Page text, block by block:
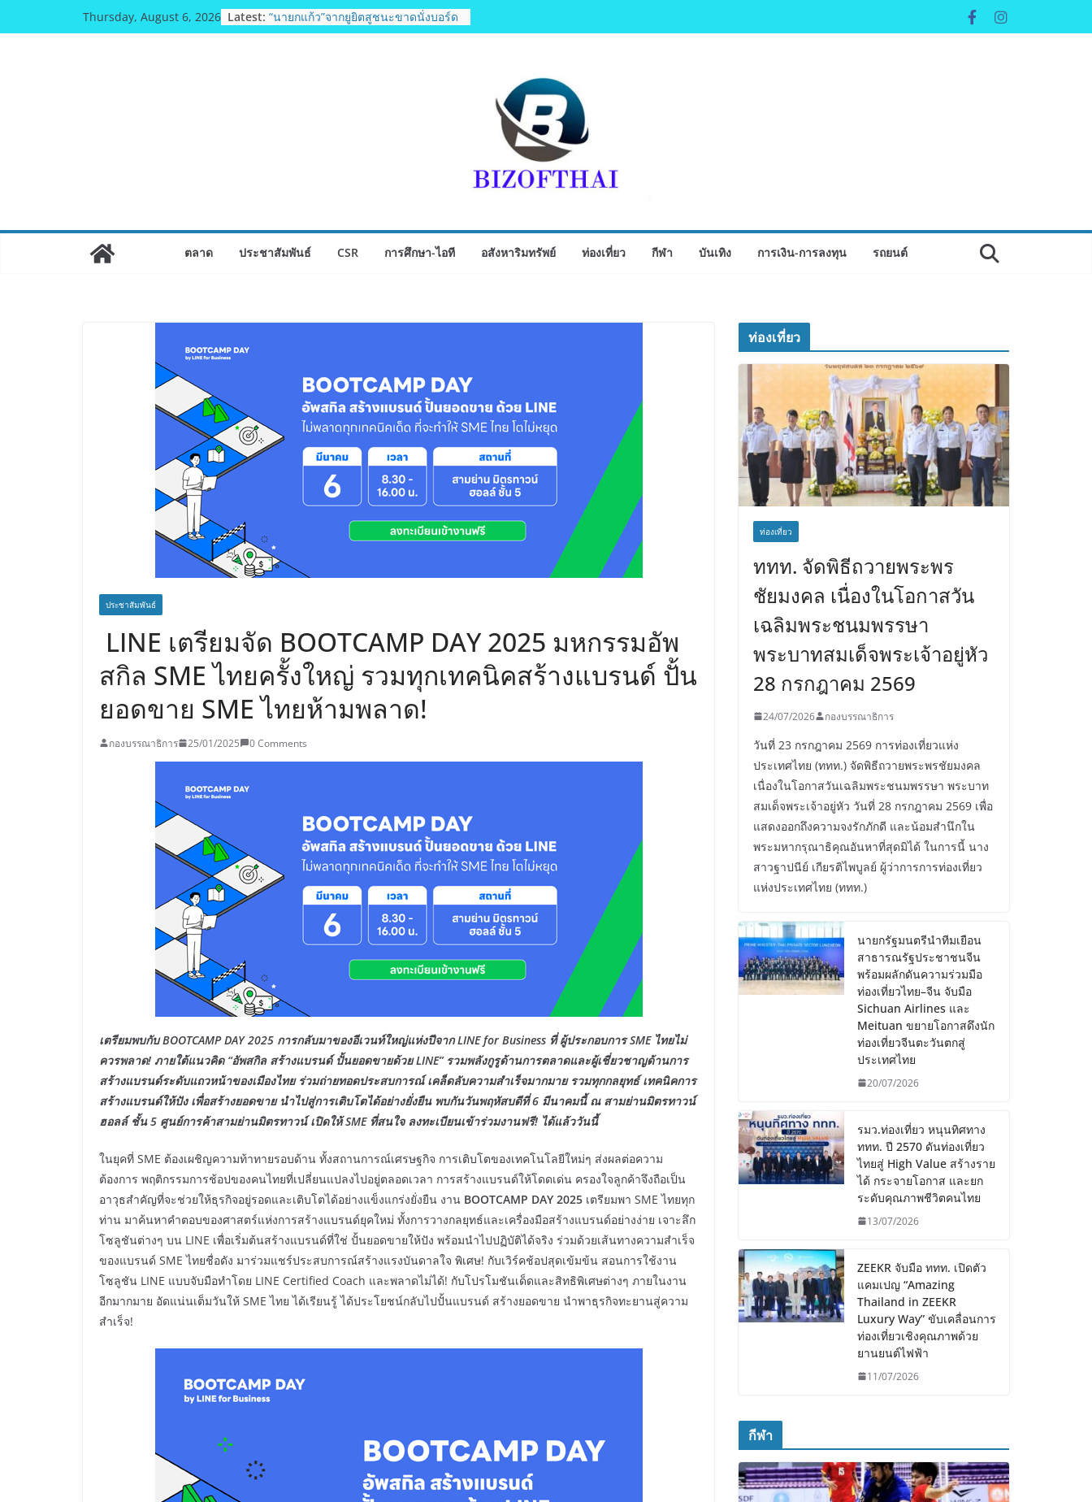
to
Thursday, August 6, 2026 Latest: อดีตแข้งดังทีมชาติ ยุคบุกเบิก “วัดสุ
ทธิฯ”รวมพลงาน “สิงห์สะพานปลา” คืน
“BIO TRADE CONNECT 2026”ยกระดับ
ผลิตภัณฑ์ท้องถิ่นสู่ตลาดเชิงพาณิชย์
อย่างยั่งยืน
ตลาด ประชาสัมพันธ์ CSR การศึกษา-ไอที อสังหาริมทรัพย์ ท่องเที่ยว กีฬา บันเทิง การเงิน-การลงทุน รถยนต์
ประชาสัมพันธ์
LINE เตรียมจัด BOOTCAMP DAY 2025 มหกรรมอัพ
สกิล SME ไทยครั้งใหญ่ รวมทุกเทคนิคสร้างแบรนด์ ปั้น
ยอดขาย SME ไทยห้ามพลาด!
กองบรรณาธิการ 25/01/2025 0 Comments
เตรียมพบกับBOOTCAMP DAY 2025 การกลับมาของอีเวนท์ใหญ่แห่งปีจาก LINE for Business ที่ ผู้ประกอบการ SME ไทยไม่
ควรพลาด! ภายใต้แนวคิด “อัพสกิล สร้างแบรนด์ ปั้นยอดขายด้วย LINE” รวมพลังกูรูด้านการตลาดและผู้เชี่ยวชาญด้านการ
สร้างแบรนด์ระดับแถวหน้าของเมืองไทย ร่วมถ่ายทอดประสบการณ์ เคล็ดลับความสำเร็จมากมาย รวมทุกกลยุทธ์ เทคนิคการ
สร้างแบรนด์ให้ปัง เพื่อสร้างยอดขาย นำไปสู่การเติบโตได้อย่างยั่งยืน พบกันวันพฤหัสบดีที่6 มีนาคมนี้ ณ สามย่านมิตรทาวน์
ฮอลล์ ชั้น 5 ศูนย์การค้าสามย่านมิตรทาวน์ เปิดให้ SME ที่สนใจ ลงทะเบียนเข้าร่วมงานฟรี! ได้แล้ววันนี้
ในยุคที่ SME ต้องเผชิญความท้าทายรอบด้าน ทั้งสถานการณ์เศรษฐกิจ การเติบโตของเทคโนโลยีใหม่ๆ ส่งผลต่อความ
ต้องการ พฤติกรรมการช้อปของคนไทยที่เปลี่ยนแปลงไปอยู่ตลอดเวลา การสร้างแบรนด์ให้โดดเด่น ครองใจลูกค้าจึงถือเป็น
อาวุธสำคัญที่จะช่วยให้ธุรกิจอยู่รอดและเติบโตได้อย่างแข็งแกร่งยั่งยืน งาน BOOTCAMP DAY 2025 เตรียมพา SME ไทยทุก
ท่าน มาค้นหาคำตอบของศาสตร์แห่งการสร้างแบรนด์ยุคใหม่ ทั้งการวางกลยุทธ์และเครื่องมือสร้างแบรนด์อย่างง่าย เจาะลึก
โซลูชันต่างๆ บน LINE เพื่อเริ่มต้นสร้างแบรนด์ที่ใช่ ปั้นยอดขายให้ปัง พร้อมนำไปปฏิบัติได้จริง ร่วมด้วยเส้นทางความสำเร็จ
ของแบรนด์ SME ไทยชื่อดัง มาร่วมแชร์ประสบการณ์สร้างแรงบันดาลใจ พิเศษ! กับเวิร์คช้อปสุดเข้มข้น สอนการใช้งาน
โซลูชัน LINE แบบจับมือทำโดย LINE Certified Coach และพลาดไม่ได้! กับโปรโมชันเด็ดและสิทธิพิเศษต่างๆ ภายในงาน
อีกมากมาย อัดแน่นเต็มวันให้ SME ไทย ได้เรียนรู้ ได้ประโยชน์กลับไปปั้นแบรนด์ สร้างยอดขาย นำพาธุรกิจทะยานสู่ความ
สำเร็จ!
ท่องเที่ยว
ท่องเที่ยว
ททท. จัดพิธีถวายพระพร
ชัยมงคล เนื่องในโอกาสวัน
เฉลิมพระชนมพรรษา
พระบาทสมเด็จพระเจ้าอยู่หัว
28 กรกฎาคม 2569
24/07/2026 กองบรรณาธิการ
วันที่ 23 กรกฎาคม 2569 การท่องเที่ยวแห่ง
ประเทศไทย (ททท.) จัดพิธีถวายพระพรชัยมงคล
เนื่องในโอกาสวันเฉลิมพระชนมพรรษา พระบาท
สมเด็จพระเจ้าอยู่หัว วันที่ 28 กรกฎาคม 2569 เพื่อ
แสดงออกถึงความจงรักภักดี และน้อมสำนึกใน
พระมหากรุณาธิคุณอันหาที่สุดมิได้ ในการนี้ นาง
สาวฐาปนีย์ เกียรติไพบูลย์ ผู้ว่าการการท่องเที่ยว
แห่งประเทศไทย (ททท.)
นายกรัฐมนตรีนำทีมเยือน
สาธารณรัฐประชาชนจีน
พร้อมผลักดันความร่วมมือ
ท่องเที่ยวไทย–จีน จับมือ
Sichuan Airlines และ
Meituan ขยายโอกาสดึงนัก
ท่องเที่ยวจีนตะวันตกสู่
ประเทศไทย
20/07/2026
รมว.ท่องเที่ยว หนุนทิศทาง
ททท. ปี 2570 ดันท่องเที่ยว
ไทยสู่ High Value สร้างราย
ได้ กระจายโอกาส และยก
ระดับคุณภาพชีวิตคนไทย
13/07/2026
ZEEKR จับมือ ททท. เปิดตัว
แคมเปญ “Amazing
Thailand in ZEEKR
Luxury Way” ขับเคลื่อนการ
ท่องเที่ยวเชิงคุณภาพด้วย
ยานยนต์ไฟฟ้า
11/07/2026
กีฬา